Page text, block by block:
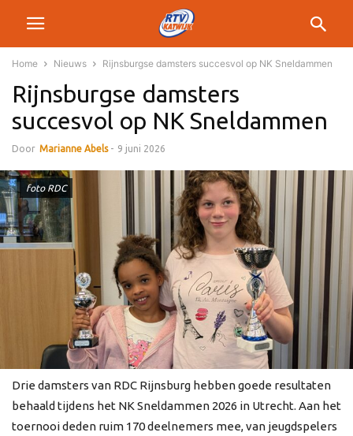
Home Nieuws Rijnsburgse damsters succesvol op NK Sneldammen
Rijnsburgse damsters
succesvol op NK Sneldammen
Door Marianne Abels - 9 juni 2026
foto RDC
Drie damsters van RDC Rijnsburg hebben goede resultaten
behaald tijdens het NK Sneldammen 2026 in Utrecht. Aan het
toernooi deden ruim 170 deelnemers mee, van jeugdspelers